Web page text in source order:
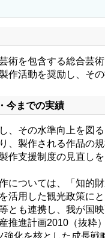
術を包含する総合芸
作活動を奨励し、その
今までの実績
、その水準向上を図
、製作される作品の
作支援制度の見直し
については、「知的
活用した観光政策に
とも連携し、我が国
推進計画2010（抜粋）
化を核とした成長戦